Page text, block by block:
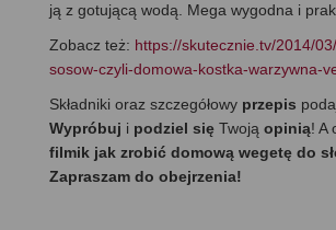
ją z gotującą wodą. Mega wygodna i
Zobacz też: https://skutecznie.tv/2014/
sosow-czyli-domowa-kostka-warzywna-
Składniki oraz szczegółowy przepis
Wypróbuj i podziel się Twoją opinią! A
filmik jak zrobić domową wegetę do
Zapraszam do obejrzenia!